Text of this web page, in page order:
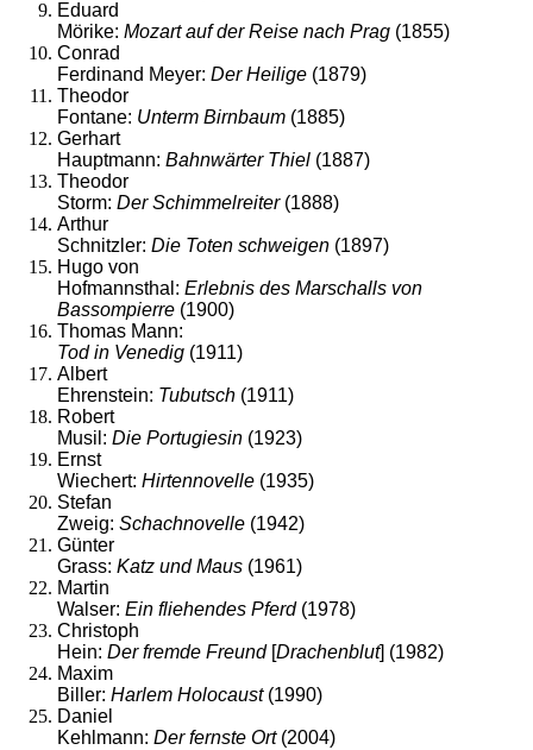
Eduard
Mörike: Mozart auf der Reise nach Prag (1855)
Conrad
Ferdinand Meyer: Der Heilige (1879)
Theodor
Fontane: Unterm Birnbaum (1885)
Gerhart
Hauptmann: Bahnwärter Thiel (1887)
Theodor
Storm: Der Schimmelreiter (1888)
Arthur
Schnitzler: Die Toten schweigen (1897)
Hugo von
Hofmannsthal: Erlebnis des Marschalls von
Bassompierre (1900)
Thomas Mann:
Tod in Venedig (1911)
Albert
Ehrenstein: Tubutsch (1911)
Robert
Musil: Die Portugiesin (1923)
Ernst
Wiechert: Hirtennovelle (1935)
Stefan
Zweig: Schachnovelle (1942)
Günter
Grass: Katz und Maus (1961)
Martin
Walser: Ein fliehendes Pferd(1978)
Christoph
Hein: Der fremde Freund[Drachenblut] (1982)
Maxim
Biller: Harlem Holocaust(1990)
Daniel
Kehlmann: Der fernste Ort(2004)